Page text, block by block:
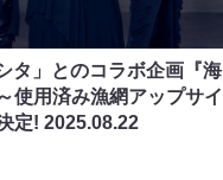
タ」とのコラボ企画『海
使用済み漁網アップサイ
定! 2025.08.22